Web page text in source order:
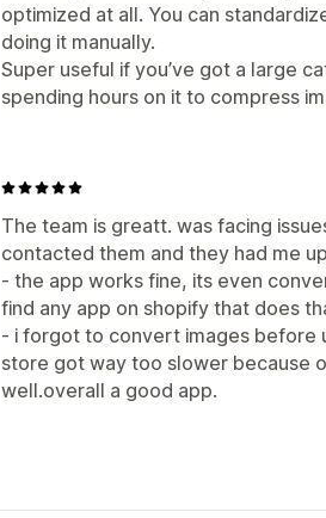
optimized at all. You can
doing it manually.
Super useful if you’ve got a large
spending hours on it to compress
The team is greatt. was facing
contacted them and they had me
- the app works fine, its even
find any app on shopify that does
- i forgot to convert images before
store got way too slower because
well.overall a good app.